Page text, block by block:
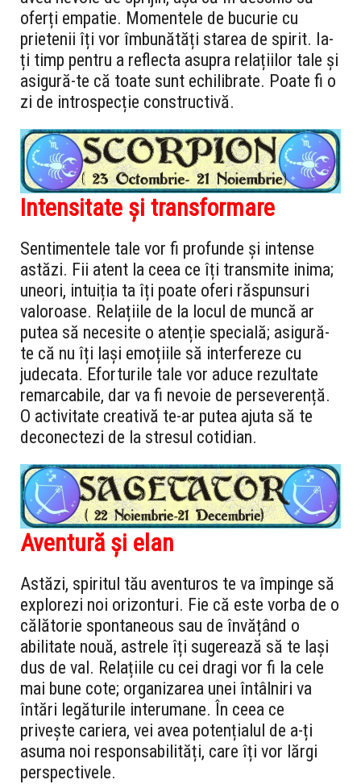
oferți empatie. Momentele de bucurie cu
prietenii îți vor îmbunătăți starea de spirit. Ia-
ți timp pentru a reflecta asupra relațiilor tale și
asigură-te că toate sunt echilibrate. Poate fi o
zi de introspecție constructivă.
Intensitate și transformare
Sentimentele tale vor fi profunde și intense
astăzi. Fii atent la ceea ce îți transmite inima;
uneori, intuiția ta îți poate oferi răspunsuri
valoroase. Relațiile de la locul de muncă ar
putea să necesite o atenție specială; asigură-
te că nu îți lași emoțiile să interfereze cu
judecata. Eforturile tale vor aduce rezultate
remarcabile, dar va fi nevoie de perseverență.
O activitate creativă te-ar putea ajuta să te
deconectezi de la stresul cotidian.
Aventură și elan
Astăzi, spiritul tău aventuros te va împinge să
explorezi noi orizonturi. Fie că este vorba de o
călătorie spontaneous sau de învățând o
abilitate nouă, astrele îți sugerează să te lași
dus de val. Relațiile cu cei dragi vor fi la cele
mai bune cote; organizarea unei întâlniri va
întări legăturile interumane. În ceea ce
privește cariera, vei avea potențialul de a-ți
asuma noi responsabilități, care îți vor lărgi
perspectivele.